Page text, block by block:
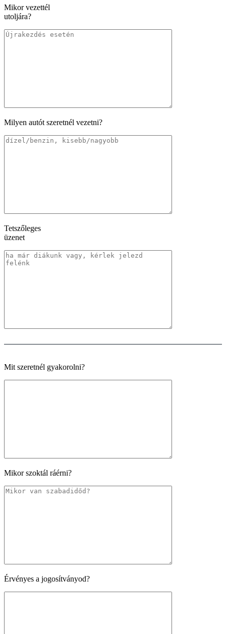
Mikor vezettél
utoljára?
Milyen autót szeretnél vezetni?
Tetszőleges
üzenet
Mit szeretnél gyakorolni?
Mikor szoktál ráérni?
Érvényes a jogosítványod?